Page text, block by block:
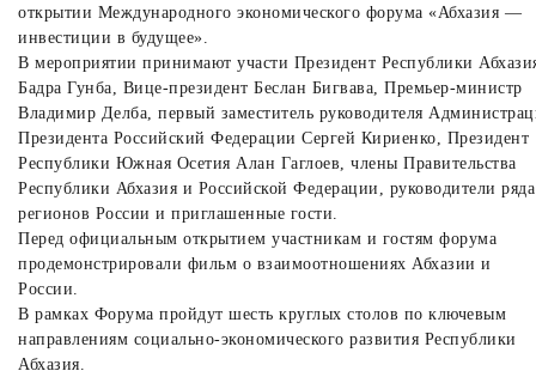
открытии Международного экономического форума «Абхазия —
инвестиции в будущее».
В мероприятии принимают участи Президент Республики
Бадра Гунба, Вице-президент Беслан Бигвава, Премьер-министр
Владимир Делба, первый заместитель руководителя
Президента Российский Федерации Сергей Кириенко, Президент
Республики Южная Осетия Алан Гаглоев, члены Правительства
Республики Абхазия и Российской Федерации, руководители ряда
регионов России и приглашенные гости.
Перед официальным открытием участникам и гостям форума
продемонстрировали фильм о взаимоотношениях Абхазии и
России.
В рамках Форума пройдут шесть круглых столов по ключевым
направлениям социально-экономического развития Республики
Абхазия.